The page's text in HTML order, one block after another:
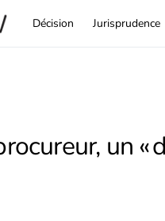
Décision Jurisprudence
un «